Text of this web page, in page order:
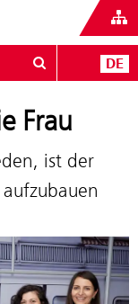
DE
Frau
ist der